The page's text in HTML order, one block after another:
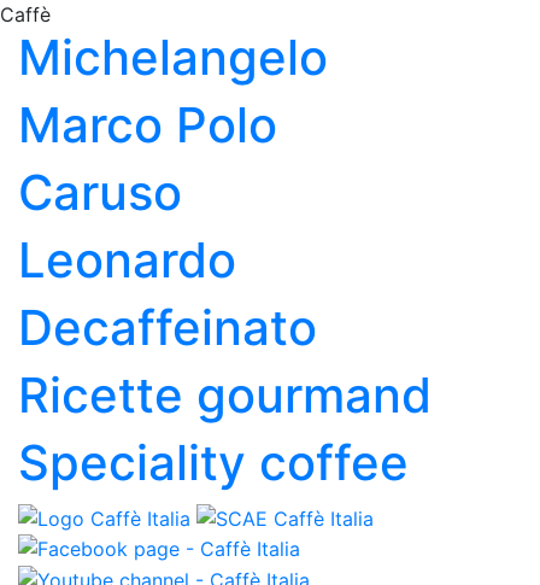
Caffè
Michelangelo
Marco Polo
Caruso
Leonardo
Decaffeinato
Ricette gourmand
Speciality coffee